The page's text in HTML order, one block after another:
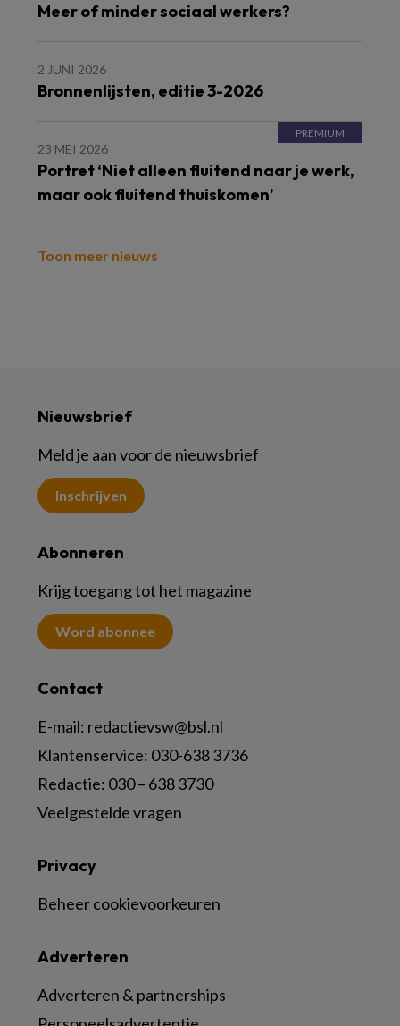
Meer of minder sociaal werkers?
2 JUNI 2026
Bronnenlijsten, editie 3-2026
23 MEI 2026
Portret ‘Niet alleen fluitend naar je werk,
maar ook fluitend thuiskomen’
Toon meer nieuws
Nieuwsbrief
Meld je aan voor de nieuwsbrief
Inschrijven
Abonneren
Krijg toegang tot het magazine
Word abonnee
Contact
E-mail: redactievsw@bsl.nl
Klantenservice: 030-638 3736
Redactie: 030 – 638 3730
Veelgestelde vragen
Adverteren
Adverteren & partnerships
Privacy
Beheer cookievoorkeuren